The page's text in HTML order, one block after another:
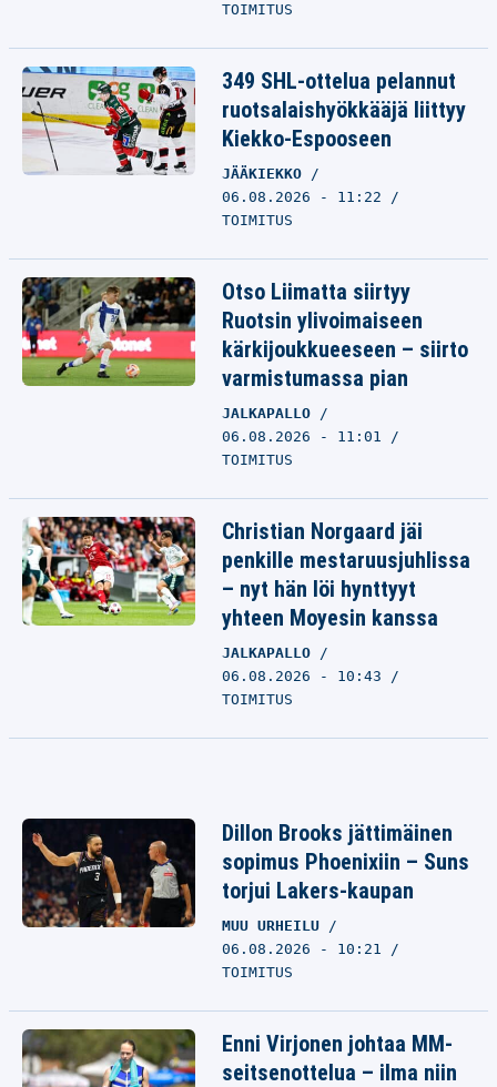
TOIMITUS
349 SHL-ottelua pelannut
ruotsalaishyökkääjä liittyy
Kiekko-Espooseen
JÄÄKIEKKO
06.08.2026 - 11:22
TOIMITUS
Otso Liimatta siirtyy
Ruotsin ylivoimaiseen
kärkijoukkueeseen – siirto
varmistumassa pian
JALKAPALLO
06.08.2026 - 11:01
TOIMITUS
Christian Norgaard jäi
penkille mestaruusjuhlissa
– nyt hän löi hynttyyt
yhteen Moyesin kanssa
JALKAPALLO
06.08.2026 - 10:43
TOIMITUS
Dillon Brooks jättimäinen
sopimus Phoenixiin – Suns
torjui Lakers-kaupan
MUU URHEILU
06.08.2026 - 10:21
TOIMITUS
Enni Virjonen johtaa MM-
seitsenottelua – ilma niin